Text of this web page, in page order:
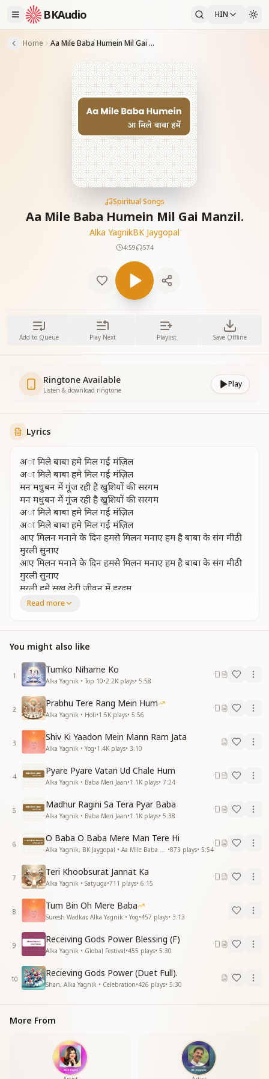
BKAudio HIN
Home Aa Mile Baba Humein Mil Gai Manzil.
Spiritual Songs
Aa Mile Baba Humein Mil Gai Manzil.
Alka YagnikBK Jaygopal
4:59 574
Add to Queue Play Next Playlist Save Offline
Ringtone Available
Listen & download ringtone
Play
Lyrics
अा मिले बाबा हमे मिल गई मंज़िल
अा मिले बाबा हमे मिल गई मंज़िल
मन मधुबन में गूंज रही है खुशियों की सरगम
मन मधुबन में गूंज रही है खुशियों की सरगम
अा मिले बाबा हमे मिल गई मंज़िल
अा मिले बाबा हमे मिल गई मंज़िल
आए मिलन मनाने के दिन हमसे मिलन मनाए हम है बाबा के संग मीठी
मुरली सुनाए
आए मिलन मनाने के दिन हमसे मिलन मनाए हम है बाबा के संग मीठी
मुरली सुनाए
मुरली हमे सुख देती जीवन में हरदम
मुरली हमे सुख देती जीवन में हरदम
मंजिल खुद ही चल करके पास हमारे अाई
बाबा के संग हमने तो ऐसी दौलत पाई
मंजिल खुद ही चल करके पास हमारे अाई
आनंद मिला इलाही इजहार कैसे करे हम
आनंद मिला इलाही इजहार कैसे करे हम
अा मिले बाबा हमे मिल गई मंज़िल
अा मिले बाबा हमे मिल गई मंज़िल
मन झूम झूम कर गाए एक तुझे पाने से
बहारों के दिन आए द्वार तेरे अानेसे
मन झूम झूम कर गाए एक तुझे पाने से
बहारों के दिन आए द्वार तेरे अानेसे
आकर बाबा देते है प्यार हमे परम
आकर बाबा देते है प्यार हमे परम
अा मिले बाबा हमे मिल गई मंज़िल
अा मिले बाबा हमे मिल गई मंज़िल
अा मिले बाबा हमे मिल गई मंज़िल
—-----------------------------------------
Read more
You might also like
1
Tumko Niharne Ko
Alka Yagnik • Top 10•2.2K plays• 5:58
2
Prabhu Tere Rang Mein Hum
Alka Yagnik • Holi•1.5K plays• 5:56
3
Shiv Ki Yaadon Mein Mann Ram Jata
Alka Yagnik • Yog•1.4K plays• 3:10
4
Pyare Pyare Vatan Ud Chale Hum
Alka Yagnik • Baba Meri Jaan•1.1K plays• 7:24
5
Madhur Ragini Sa Tera Pyar Baba
Alka Yagnik • Baba Meri Jaan•1.1K plays• 5:38
6
O Baba O Baba Mere Man Tere Hi
•873 plays• 5:54
7
Teri Khoobsurat Jannat Ka
Alka Yagnik • Satyuga•711 plays• 6:15
8
Tum Bin Oh Mere Baba
Suresh Wadkar, Alka Yagnik • Yog•457 plays• 3:13
9
Receiving Gods Power Blessing (F)
Alka Yagnik • Global Festival•455 plays• 5:30
10
Recieving Gods Power (Duet Full).
Shan, Alka Yagnik • Celebration•426 plays• 5:30
More From